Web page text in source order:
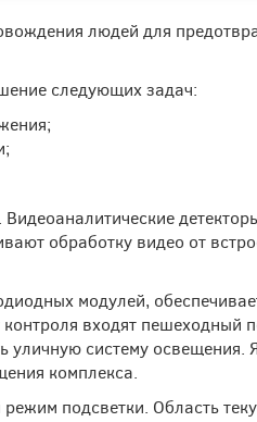
людей для
следующих задач:
обработку видео от
модулей,
входят пешеходный
уличную систему
комплекса.
подсветки. Область